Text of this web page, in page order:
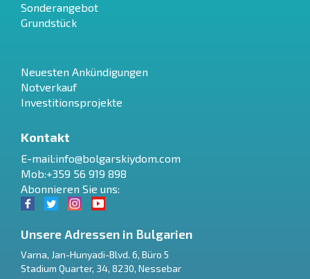
Sonderangebot
Grundstück
Neuesten Ankündigungen
Notverkauf
Investitionsprojekte
Kontakt
E-mail:info@bolgarskiydom.com
Mob:+359 56 919 898
Abonnieren Sie uns:
Unsere Adressen in Bulgarien
Varna, Jan-Hunyadi-Blvd. 6, Büro 5
Stadium Quarter, 34, 8230, Nessebar